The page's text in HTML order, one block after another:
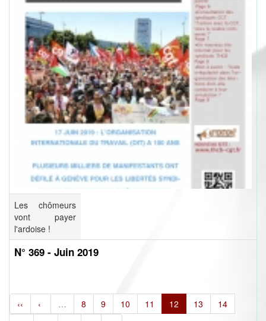
Les chômeurs
vont payer
l'ardoise !
N° 369 - Juin 2019
‹‹ ‹ … 8 9 10 11 12 13
14